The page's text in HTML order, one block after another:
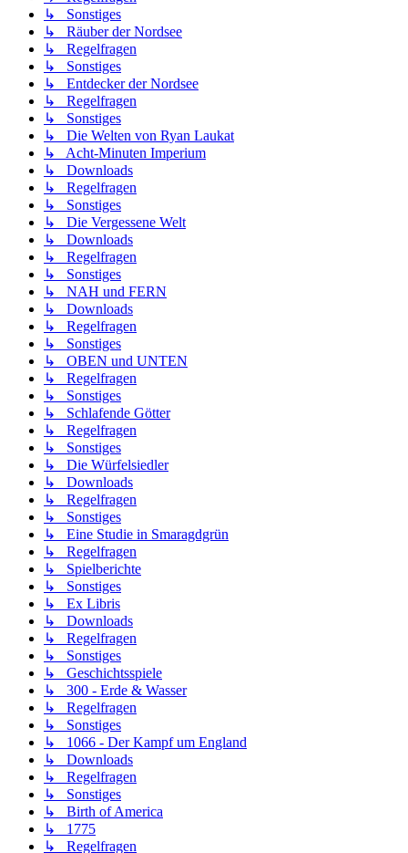
↳ Sonstiges
↳ Räuber der Nordsee
↳ Regelfragen
↳ Sonstiges
↳ Entdecker der Nordsee
↳ Regelfragen
↳ Sonstiges
↳ Die Welten von Ryan Laukat
↳ Acht-Minuten Imperium
↳ Downloads
↳ Regelfragen
↳ Sonstiges
↳ Die Vergessene Welt
↳ Downloads
↳ Regelfragen
↳ Sonstiges
↳ NAH und FERN
↳ Downloads
↳ Regelfragen
↳ Sonstiges
↳ OBEN und UNTEN
↳ Regelfragen
↳ Sonstiges
↳ Schlafende Götter
↳ Regelfragen
↳ Sonstiges
↳ Die Würfelsiedler
↳ Downloads
↳ Regelfragen
↳ Sonstiges
↳ Eine Studie in Smaragdgrün
↳ Regelfragen
↳ Spielberichte
↳ Sonstiges
↳ Ex Libris
↳ Downloads
↳ Regelfragen
↳ Sonstiges
↳ Geschichtsspiele
↳ 300 - Erde & Wasser
↳ Regelfragen
↳ Sonstiges
↳ 1066 - Der Kampf um England
↳ Downloads
↳ Regelfragen
↳ Sonstiges
↳ Birth of America
↳ 1775
↳ Regelfragen